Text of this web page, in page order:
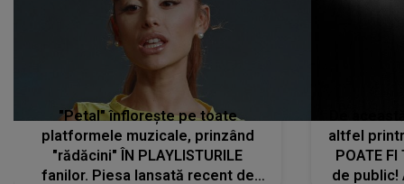
"Petal" înflorește pe toate
platformele muzicale, prinzând
"rădăcini" ÎN PLAYLISTURILE
fanilor. Piesa lansată recent de
altfel
POATE FI
de public!